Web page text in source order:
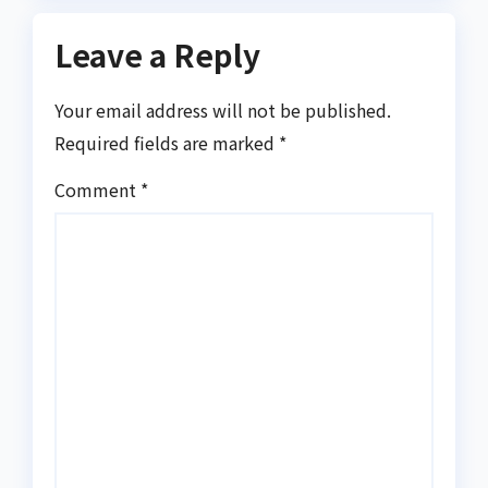
Leave a Reply
Your email address will not be published.
Required fields are marked *
Comment *